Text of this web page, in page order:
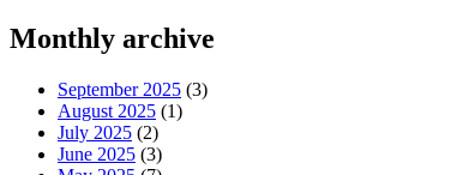
Monthly archive
September 2025 (3)
August 2025 (1)
July 2025 (2)
June 2025 (3)